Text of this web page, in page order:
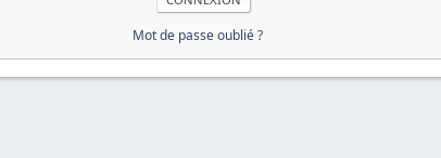
Mot de passe oublié ?